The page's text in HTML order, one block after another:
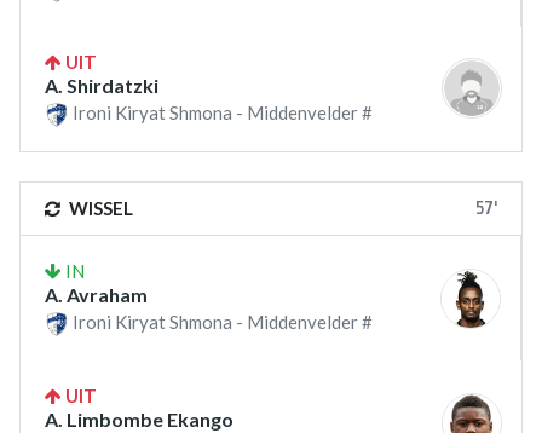
UIT
A. Shirdatzki
Ironi Kiryat Shmona - Middenvelder #
WISSEL 57'
IN
A. Avraham
Ironi Kiryat Shmona - Middenvelder #
UIT
A. Limbombe Ekango